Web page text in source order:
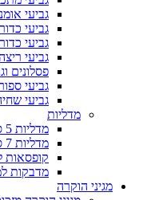
גביעי
גביעי
גביעי
גביעי
פסלונים
גביעי
גביעי
מדליות
מדליות 5 ס”מ
מדליות 7 ס”מ
קופסאות
מדבקות
מגיני הוקרה